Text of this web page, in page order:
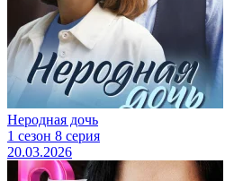
Неродная дочь
1 сезон 8 серия
20.03.2026